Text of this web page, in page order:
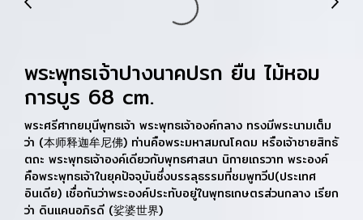
พระพุทธเจ้าปางนาคปรก ยืน ไม้หอม
การบูร 68 cm.
พระศรีศากยมุนีพุทธเจ้า พระพุทธเจ้าองค์กลาง ทรงมีพระนามเต็ม
ว่า (本师释迦牟尼佛) ท่านคือพระมหาสมณโคดม หรือเจ้าชายสิทธั
ตถะ พระพุทธเจ้าองค์เดียวกับพุทธศาสนา นิกายเถรวาท พระองค์
คือพระพุทธเจ้าในยุคปัจจุบันซึ่งบรรลุธรรมที่ชมพูทวีป(ประเทศ
อินเดีย) เชื่อกันว่าพระองค์ประทับอยู่ในพุทธเกษตรส่วนกลาง เรียก
ว่า ดินแคนอภิรดี (娑婆世界)